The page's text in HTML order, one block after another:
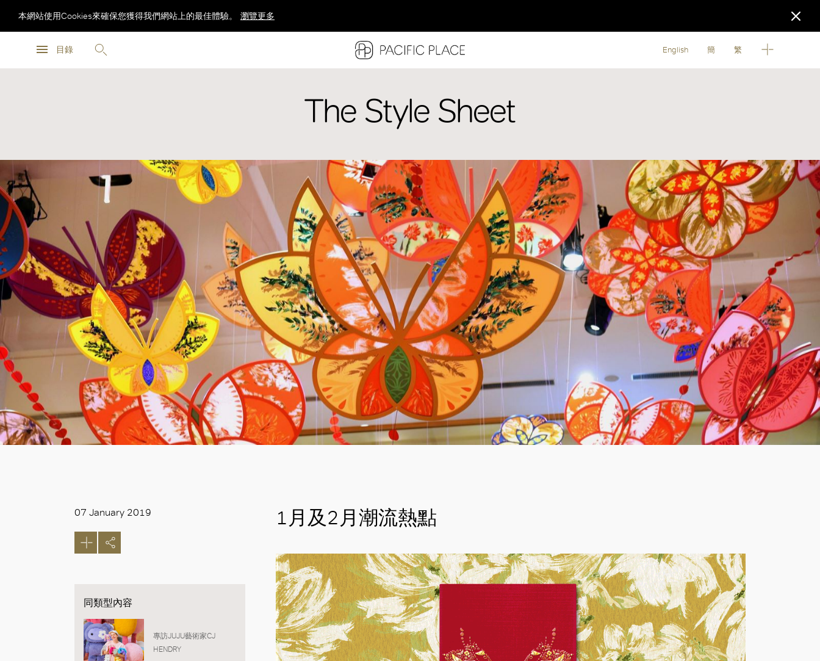
目錄
本網站使用Cookies來確保您獲得我們網站上的最佳體驗。 瀏覽更多
English 簡 繁
The Style Sheet
07 January 2019
同類型內容
專訪JUJU藝術家CJ
HENDRY
1月及2月潮流熱點